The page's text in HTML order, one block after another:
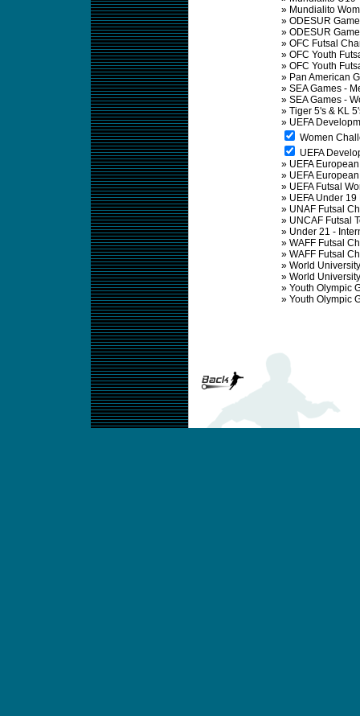
» Mundialito
» ODESUR
» ODESUR
» OFC Futsal
» OFC Youth
» OFC Youth
» Pan American
» SEA Games -
» SEA Games -
» Tiger 5's & KL
» UEFA
Women
UEFA
» UEFA
» UEFA
» UEFA Futsal
» UEFA Under
» UNAF Futsal
» UNCAF Futsal
» Under 21 -
» WAFF Futsal
» WAFF Futsal
» World
» World
» Youth Olympic
» Youth Olympic